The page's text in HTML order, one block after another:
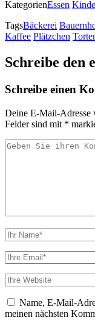
KategorienEssen
TagsBäckerei
Kaffee Plätzchen
Schreibe den
Schreibe einen
Deine E-Mail-
Felder sind mit *
Ihr
Ihr
Name
Ihre
Email
Webseiten
URL
Name, E-Mail-
meinen nächsten